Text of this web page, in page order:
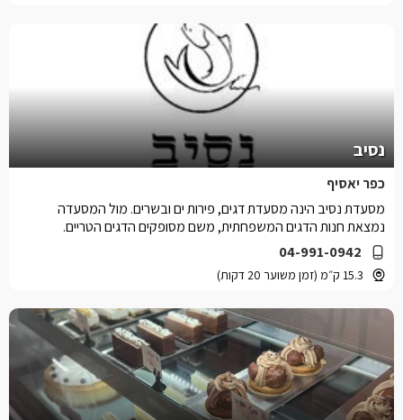
נסיב
כפר יאסיף
04-991-0942
15.3 ק״מ (זמן משוער 20 דקות)
מסעדת נסיב הינה מסעדת דגים, פירות ים ובשרים. מול המסעדה
נמצאת חנות הדגים המשפחתית, משם מסופקים הדגים הטריים.